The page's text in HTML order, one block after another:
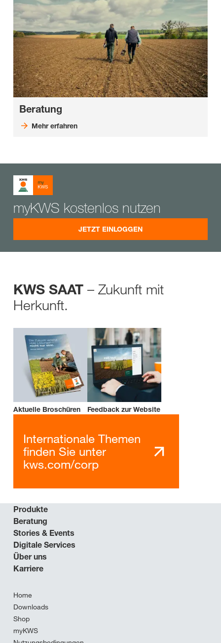
Beratung
Mehr erfahren
myKWS kostenlos nutzen
JETZT EINLOGGEN
KWS SAAT – Zukunft mit
Herkunft.
Aktuelle Broschüren Feedback zur Website
Internationale Themen
finden Sie unter
kws.com/corp
Produkte
Beratung
Stories & Events
Digitale Services
Über uns
Karriere
Home
Downloads
Shop
myKWS